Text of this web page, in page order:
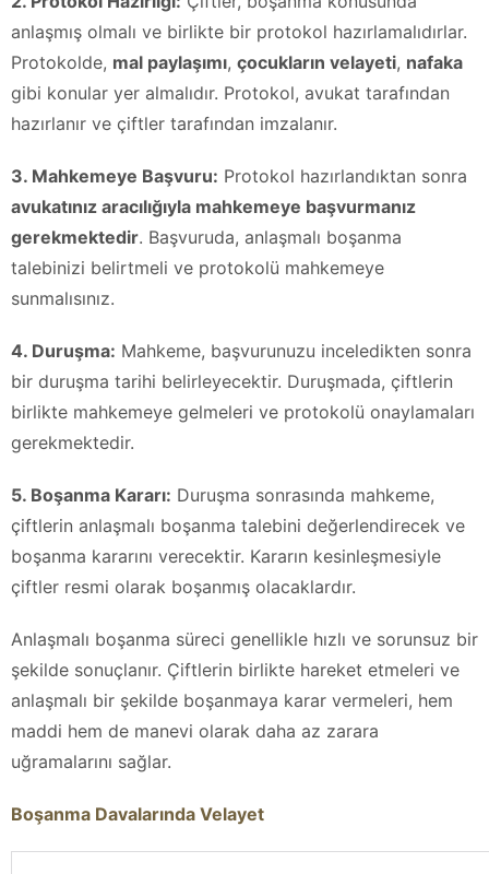
anlaşmış olmalı ve birlikte bir protokol hazırlamalıdırlar.
Protokolde, mal paylaşımı, çocukların velayeti, nafaka
gibi konular yer almalıdır. Protokol, avukat tarafından
hazırlanır ve çiftler tarafından imzalanır.
3. Mahkemeye Başvuru: Protokol hazırlandıktan sonra
avukatınız aracılığıyla mahkemeye başvurmanız
gerekmektedir. Başvuruda, anlaşmalı boşanma
talebinizi belirtmeli ve protokolü mahkemeye
sunmalısınız.
4. Duruşma: Mahkeme, başvurunuzu inceledikten sonra
bir duruşma tarihi belirleyecektir. Duruşmada, çiftlerin
birlikte mahkemeye gelmeleri ve protokolü onaylamaları
gerekmektedir.
5. Boşanma Kararı: Duruşma sonrasında mahkeme,
çiftlerin anlaşmalı boşanma talebini değerlendirecek ve
boşanma kararını verecektir. Kararın kesinleşmesiyle
çiftler resmi olarak boşanmış olacaklardır.
Anlaşmalı boşanma süreci genellikle hızlı ve sorunsuz bir
şekilde sonuçlanır. Çiftlerin birlikte hareket etmeleri ve
anlaşmalı bir şekilde boşanmaya karar vermeleri, hem
maddi hem de manevi olarak daha az zarara
uğramalarını sağlar.
Boşanma Davalarında Velayet